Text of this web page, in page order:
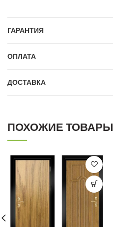
ГАРАНТИЯ
ОПЛАТА
ДОСТАВКА
ПОХОЖИЕ ТОВАРЫ